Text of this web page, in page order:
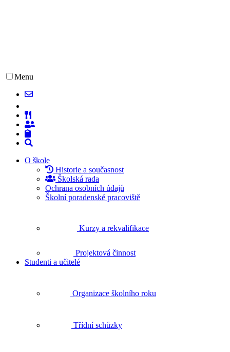
Menu
O škole
Historie a současnost
Školská rada
Ochrana osobních údajů
Školní poradenské pracoviště
Kurzy a rekvalifikace
Projektová činnost
Studenti a učitelé
Organizace školního roku
Třídní schůzky